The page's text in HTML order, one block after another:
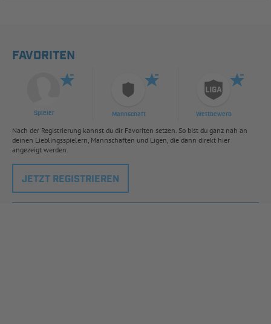
FAVORITEN
Spieler Mannschaft Wettbewerb
Nach der Registrierung kannst du dir Favoriten setzen. So bist du ganz nah an
deinen Lieblingsspielern, Mannschaften und Ligen, die dann direkt hier
angezeigt werden.
JETZT REGISTRIEREN